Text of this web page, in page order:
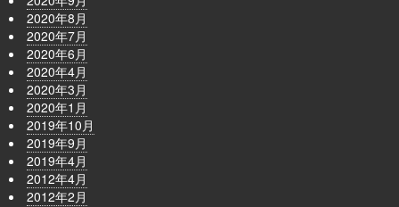
2020年8月
2020年7月
2020年6月
2020年4月
2020年3月
2020年1月
2019年10月
2019年9月
2019年4月
2012年4月
2012年2月